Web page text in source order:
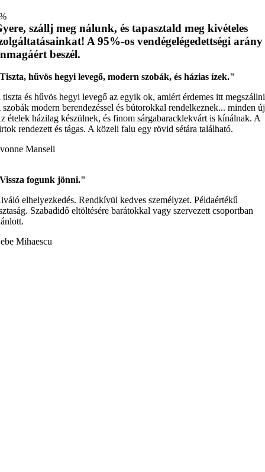
szállj meg nálunk, és tapasztald meg kivételes
A 95%-os vendégelégedettségi arány
beszél.
hűvös hegyi levegő, modern szobák, és házias ízek."
tiszta és hűvös hegyi levegő az egyik ok, amiért érdemes itt
szobák modern berendezéssel és bútorokkal rendelkeznek... minden
ételek házilag készülnek, és finom sárgabaracklekvárt is kínálnak. A
rendezett és tágas. A közeli falu egy rövid sétára található.
Mansell
fogunk jönni."
elhelyezkedés. Rendkívül kedves személyzet. Példaértékű
Szabadidő eltöltésére barátokkal vagy szervezett csoportban
Mihaescu